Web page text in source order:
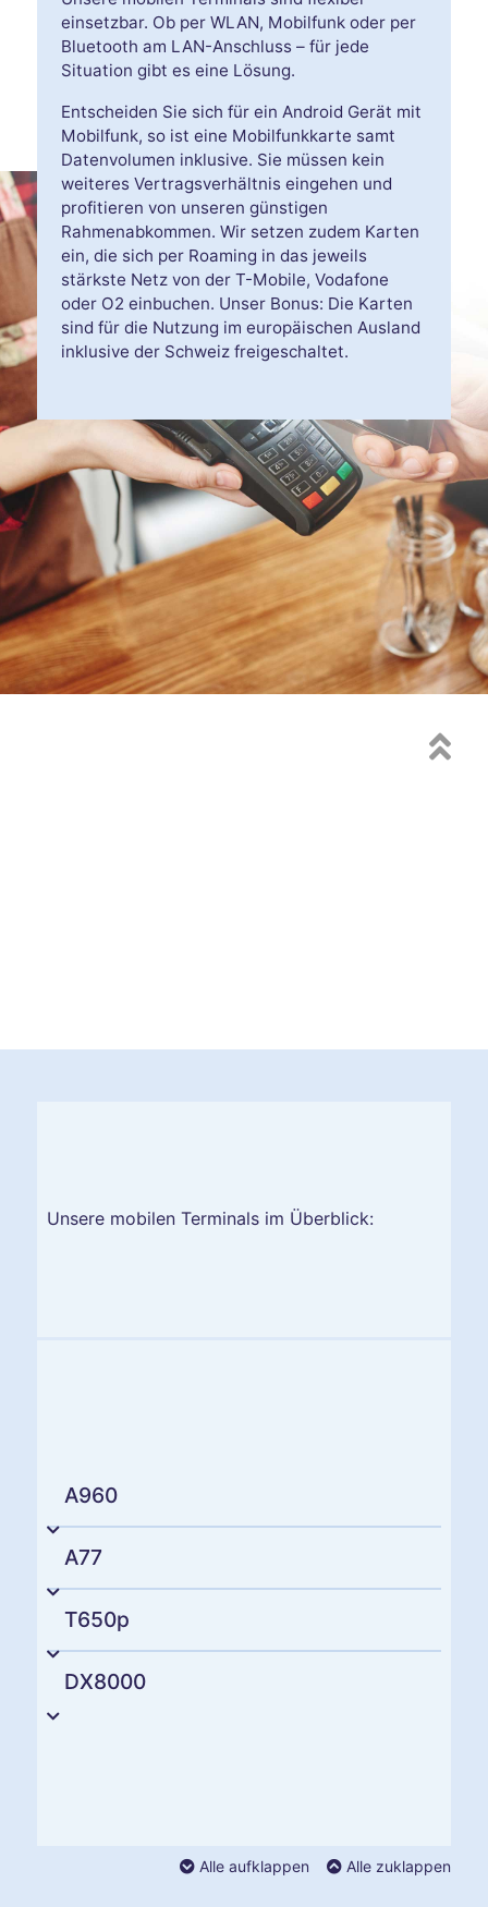
einsetzbar. Ob per WLAN, Mobilfunk oder per
Bluetooth am LAN-Anschluss – für jede
Situation gibt es eine Lösung.
Entscheiden Sie sich für ein Android Gerät mit
Mobilfunk, so ist eine Mobilfunkkarte samt
Datenvolumen inklusive. Sie müssen kein
weiteres Vertragsverhältnis eingehen und
profitieren von unseren günstigen
Rahmenabkommen. Wir setzen zudem Karten
ein, die sich per Roaming in das jeweils
stärkste Netz von der T-Mobile, Vodafone
oder O2 einbuchen. Unser Bonus: Die Karten
sind für die Nutzung im europäischen Ausland
inklusive der Schweiz freigeschaltet.
Unsere mobilen Terminals im Überblick:
A960
A77
T650p
DX8000
Alle aufklappen Alle zuklappen